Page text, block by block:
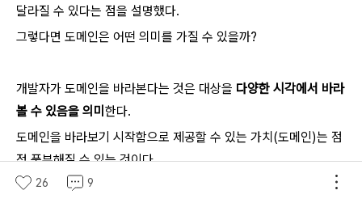
달라질 수 있다는 점을 설명했다.
그렇다면 도메인은 어떤 의미를 가질 수 있을까?
개발자가 도메인을 바라본다는 것은 대상을 다양한 시각에서 바라
볼 수 있음을 의미 한다.
도메인을 바라보기 시작함으로 제공할 수 있는 가치(도메인)는 점
점 풍부해질 수 있는 것이다.
26 9